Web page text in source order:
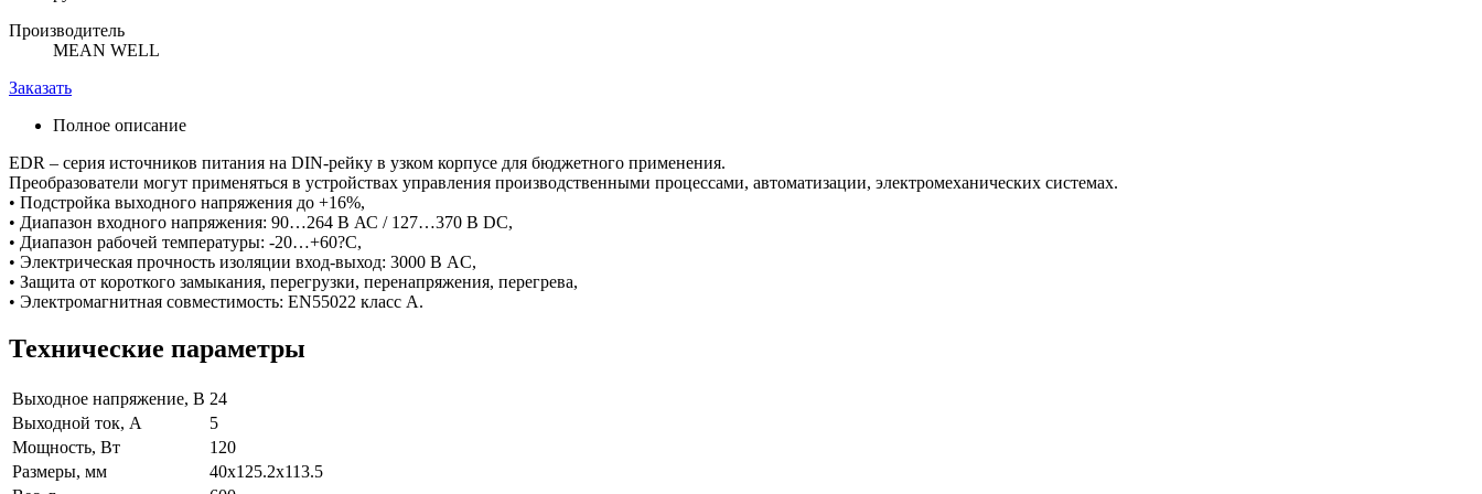
Производитель
MEAN WELL
Заказать
Полное описание
EDR – серия источников питания на DIN-рейку в узком корпусе для бюджетного применения.
Преобразователи могут применяться в устройствах управления производственными процессами, автоматизации, электромеханических системах.
• Подстройка выходного напряжения до +16%,
• Диапазон входного напряжения: 90…264 В АС / 127…370 В DC,
• Диапазон рабочей температуры: -20…+60?С,
• Электрическая прочность изоляции вход-выход: 3000 В AC,
• Защита от короткого замыкания, перегрузки, перенапряжения, перегрева,
• Электромагнитная совместимость: EN55022 класс А.
Технические параметры
Выходное напряжение, В 24
Выходной ток, А
5
Мощность, Вт
120
Размеры, мм
40x125.2x113.5